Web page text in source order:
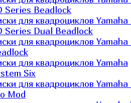
Series Beadlock
для квадроциклов
Series Dual Beadlock
для квадроциклов Yamaha
для квадроциклов Yamaha
Six
для квадроциклов Yamaha
Mod